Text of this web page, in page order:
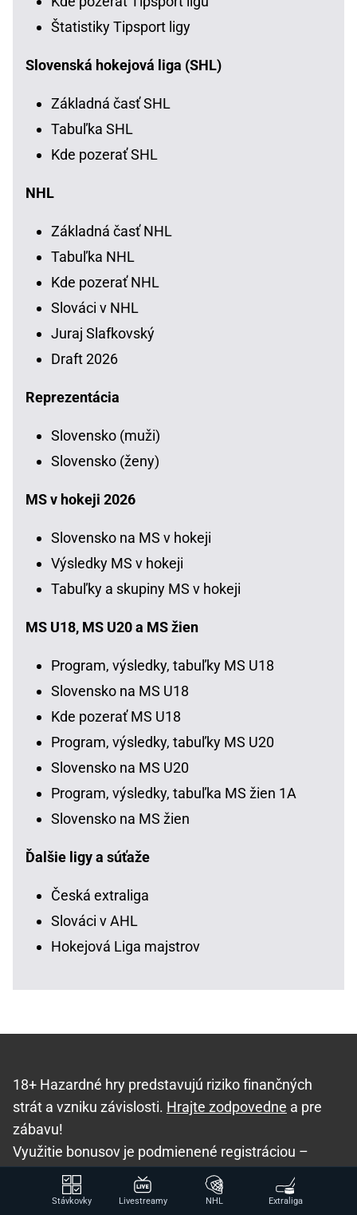
Štatistiky Tipsport ligy
Slovenská hokejová liga (SHL)
Základná časť SHL
Tabuľka SHL
Kde pozerať SHL
NHL
Základná časť NHL
Tabuľka NHL
Kde pozerať NHL
Slováci v NHL
Juraj Slafkovský
Draft 2026
Reprezentácia
Slovensko (muži)
Slovensko (ženy)
MS v hokeji 2026
Slovensko na MS v hokeji
Výsledky MS v hokeji
Tabuľky a skupiny MS v hokeji
MS U18, MS U20 a MS žien
Program, výsledky, tabuľky MS U18
Slovensko na MS U18
Kde pozerať MS U18
Program, výsledky, tabuľky MS U20
Slovensko na MS U20
Program, výsledky, tabuľka MS žien 1A
Slovensko na MS žien
Ďalšie ligy a súťaže
Česká extraliga
Slováci v AHL
Hokejová Liga majstrov
18+ Hazardné hry predstavujú riziko finančných
strát a vzniku závislosti. Hrajte zodpovedne a pre
zábavu!
Využitie bonusov je podmienené registráciou –
informácie tu
Používaním webstránky HokejSpravy.sk vyjadrujete
Stávkovky Livestreamy NHL Extraliga